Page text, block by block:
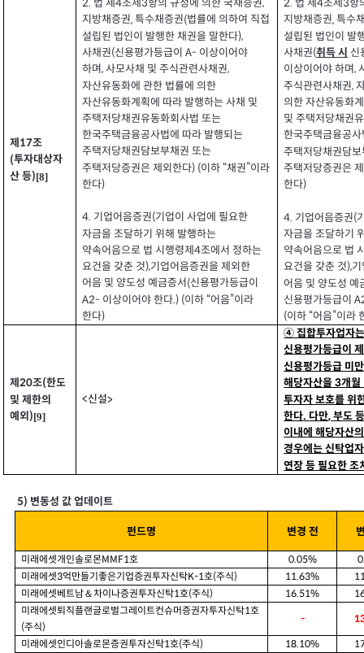
제 17조
(투자대상자
산 등)[8]
2. 법 제4조제3항의 규정에 의한 국채증권,
지방채증권,특수채증권(법률에 의하여 직접
설립된 법인이 발행한 채권을 말한다),
사채권(신용평가등급이 A- 이상이어야
하며,사모사채 및 주식관련사채권,
자산유동화에 관한 법률에 의한
자산유동화계획에 따라 발행하는 사채 및
주택저당채권유동화회사법 또는
한국주택금융공사법에 따라 발행되는
주택저당채권담보부채권 또는
주택저당증권은 제외한다) (이하“채권”이라
한다)
4. 기업어음증권(기업이 사업에 필요한
자금을 조달하기 위해 발행하는
약속어음으로 법 시행령제4조에서 정하는
요건을 갖춘 것),기업어음증권을 제외한
어음 및 양도성 예금증서(신용평가등급이
A2- 이상이어야 한다.) (이하“어음”이라
한다)
2. 법 제4조제3항
지방채증권,특수
설립된 법인이 발
사채권(취득 시 신
이상이어야 하며,
주식관련사채권,
의한 자산유동화
및 주택저당채권
한국주택금융공
주택저당채권담
주택저당증권은
한다)
4. 기업어음증권(
자금을 조달하기
약속어음으로 법
요건을 갖춘 것),
어음 및 양도성 예
신용평가등급이
(이하“어음”이라
제20조(한도
및 제한의
예외 )[9]
<신설>
④ 집합투자업자
신용평가등급이 제
신용평가등급 미
해당자산을3개월
투자자 보호를 위
한다. 다만,부도
이내에 해당자산
경우에는 신탁업
연장 등 필요한 조
5) 변동성 값 업데이트
펀드명 변경 전
미래에셋개인솔로몬MMF1호 0.05%
미래에셋3억만들기좋은기업증권투자신탁K-1호(주식) 11.63%
미래에셋베트남＆차이나증권투자신탁1호(주식) 16.51%
미래에셋퇴직플랜글로벌그레이트컨슈머증권자투자신탁1호
(주식)
-
미래에셋인디아솔로몬증권투자신탁1호(주식) 18.10%